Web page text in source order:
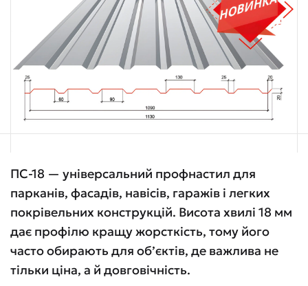
ПС-18 — універсальний профнастил для
парканів, фасадів, навісів, гаражів і легких
покрівельних конструкцій. Висота хвилі 18 мм
дає профілю кращу жорсткість, тому його
часто обирають для об’єктів, де важлива не
тільки ціна, а й довговічність.